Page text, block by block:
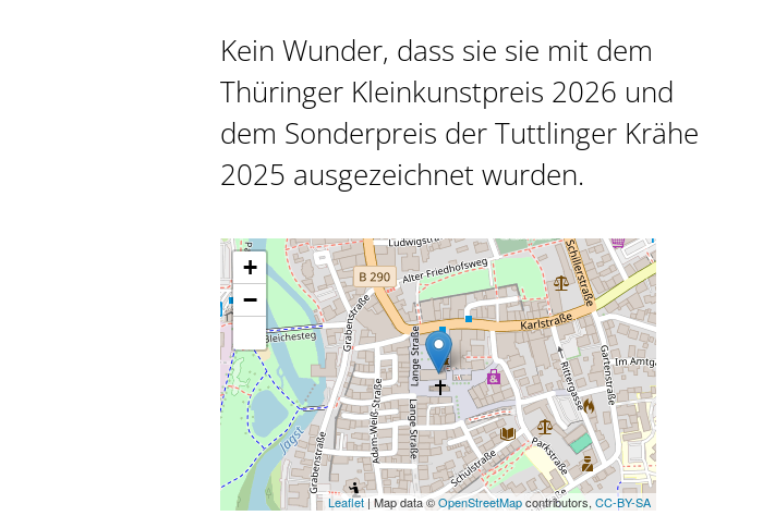
Kein Wunder, dass sie sie mit dem
Thüringer Kleinkunstpreis 2026 und
dem Sonderpreis der Tuttlinger Krähe
2025 ausgezeichnet wurden.
+
−
Leaflet| Map data ©OpenStreetMapcontributors, CC-BY-SA